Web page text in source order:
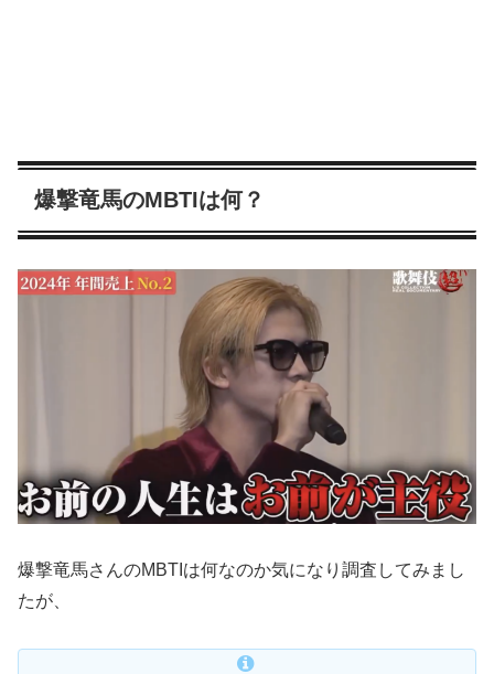
爆撃竜馬のMBTIは何？
爆撃竜馬さんのMBTIは何なのか気になり調査してみまし
たが、